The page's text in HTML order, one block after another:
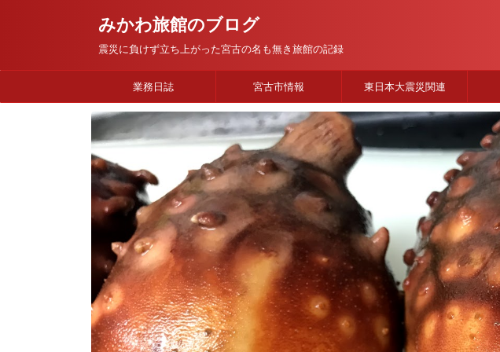
みかわ旅館のブログ
震災に負けず立ち上がった宮古の名も無き旅館の記録
業務日誌 宮古市情報 東日本大震災関連